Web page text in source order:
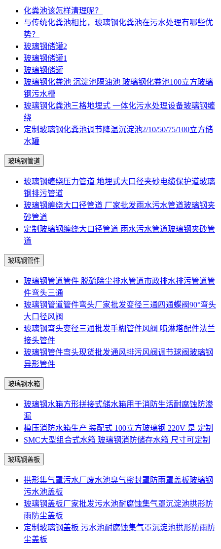
化粪池该怎样清理呢？
与传统化粪池相比，玻璃钢化粪池在污水处理有哪些优
势？
玻璃钢储罐2
玻璃钢储罐1
玻璃钢储罐
玻璃钢化粪池 沉淀池隔油池 玻璃钢化粪池100立方玻璃
钢污水槽
玻璃钢化粪池三格地埋式 一体化污水处理设备玻璃钢缠
绕
定制玻璃钢化粪池调节降温沉淀池2/10/50/75/100立方储
水罐
玻璃钢管道
玻璃钢缠绕压力管道 地埋式大口径夹砂电缆保护道玻璃
钢排污管道
玻璃钢缠绕大口径管道 厂家批发雨水污水管道玻璃钢夹
砂管道
定制玻璃钢缠绕大口径管道 雨水污水管道玻璃钢夹砂管
道
玻璃钢管件
玻璃钢管道管件 脱硫除尘排水管道市政排水排污管道管
件弯头三通
玻璃钢管道管件弯头厂家批发变径三通四通蝶阀90°弯头
大口径风阀
玻璃钢弯头变径三通批发手糊管件风阀 喷淋塔配件法兰
接头管件
玻璃钢管件弯头现货批发通风排污风阀调节球阀玻璃钢
异形管件
玻璃钢水箱
玻璃钢水箱方形拼接式储水箱用于消防生活耐腐蚀防渗
漏
模压消防水箱生产 装配式 100立方玻璃钢 220V 是 定制
SMC大型组合式水箱 玻璃钢消防储存水箱 尺寸可定制
玻璃钢盖板
拱形集气罩污水厂废水池臭气密封罩防雨罩盖板玻璃钢
污水池盖板
玻璃钢盖板厂家批发污水池耐腐蚀集气罩沉淀池拱形防
雨防尘盖板
定制玻璃钢盖板 污水池耐腐蚀集气罩沉淀池拱形防雨防
尘盖板